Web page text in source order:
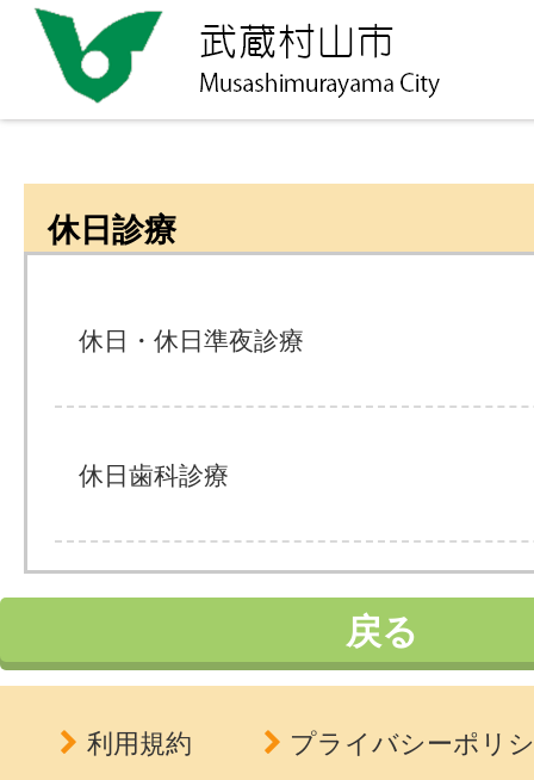
休日診療
休日・休日準夜診療
休日歯科診療
戻る
利用規約
プライバシーポリ